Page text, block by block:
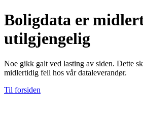
Boligdata er
utilgjengelig
Noe gikk galt ved lasting av siden. Dette
midlertidig feil hos vår dataleverandør.
Til forsiden